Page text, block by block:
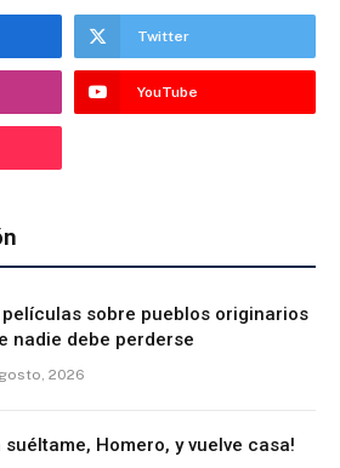
Twitter
YouTube
películas sobre pueblos originarios
nadie debe perderse
2026
suéltame, Homero, y vuelve casa!